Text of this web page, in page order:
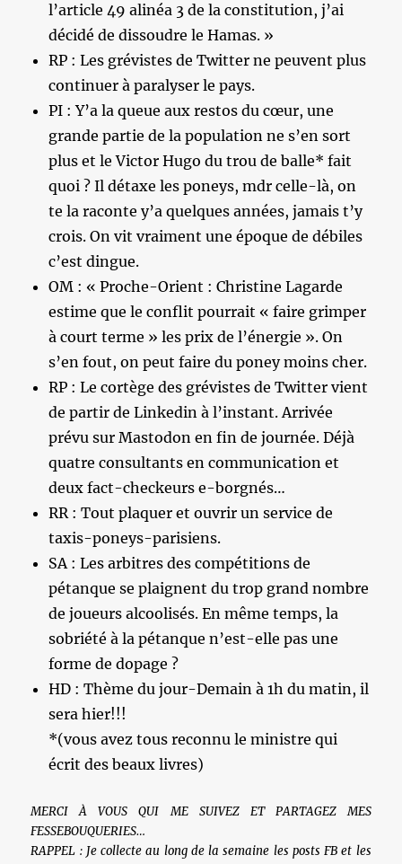
l’article 49 alinéa 3 de la constitution, j’ai
décidé de dissoudre le Hamas. »
RP : Les grévistes de Twitter ne peuvent plus
continuer à paralyser le pays.
PI : Y’a la queue aux restos du cœur, une
grande partie de la population ne s’en sort
plus et le Victor Hugo du trou de balle* fait
quoi ? Il détaxe les poneys, mdr celle-là, on
te la raconte y’a quelques années, jamais t’y
crois. On vit vraiment une époque de débiles
c’est dingue.
OM : « Proche-Orient : Christine Lagarde
estime que le conflit pourrait « faire grimper
à court terme » les prix de l’énergie ». On
s’en fout, on peut faire du poney moins cher.
RP : Le cortège des grévistes de Twitter vient
de partir de Linkedin à l’instant. Arrivée
prévu sur Mastodon en fin de journée. Déjà
quatre consultants en communication et
deux fact-checkeurs e-borgnés…
RR : Tout plaquer et ouvrir un service de
taxis-poneys-parisiens.
SA : Les arbitres des compétitions de
pétanque se plaignent du trop grand nombre
de joueurs alcoolisés. En même temps, la
sobriété à la pétanque n’est-elle pas une
forme de dopage ?
HD : Thème du jour-Demain à 1h du matin, il
sera hier!!!
*(vous avez tous reconnu le ministre qui
écrit des beaux livres)
MERCI À VOUS QUI ME SUIVEZ ET PARTAGEZ MES
FESSEBOUQUERIES…
RAPPEL : Je collecte au long de la semaine les posts FB et les